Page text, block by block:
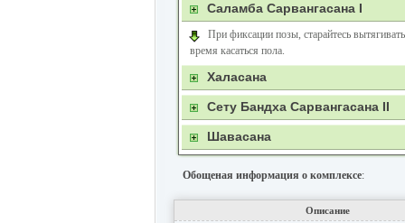
Саламба Сарвангасана I
При фиксации позы, старайтесь
время касаться пола.
Халасана
Сету Бандха Сарвангасана II
Шавасана
Обощеная информация о комплексе:
Описание